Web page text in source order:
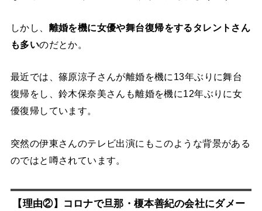
しかし、 離婚を機に女優や舞台復帰をするタレントさん
も多いのだとか。
最近では、篠原涼子さんが離婚を機に13年ぶりに舞台
復帰をし、鈴木保奈美さんも離婚を機に12年ぶりに女
優復帰しています。
突然の伊東さんのテレビ出演にもこのような背景がある
のではと噂されています。
【理由②】コロナで旦那・榎本善紀の会社にダメー